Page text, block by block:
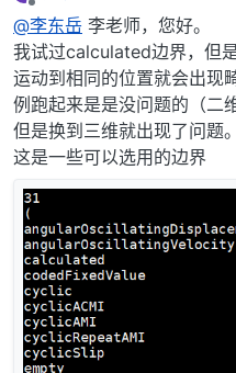
离线
@李东岳 李老师，您好。
我试过calculated边界，但
运动到相同的位置就会出现
例跑起来是是没问题的（二
但是换到三维就出现了问题。
这是一些可以选用的边界